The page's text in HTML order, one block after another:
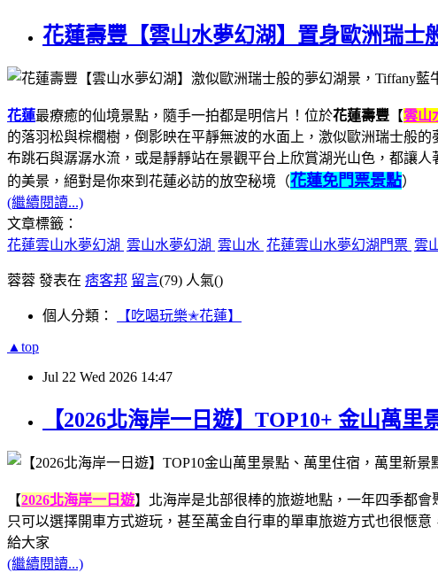
花蓮壽豐【雲山水夢幻湖】置身歐洲瑞士
花蓮最療癒的仙境景點，隨手一拍都是明信片！位於花蓮壽豐 【雲山
的落羽松與棕櫚樹，倒影映在平靜無波的水面上，激似歐洲瑞士般
布跳石與潺潺水流，或是靜靜站在景觀平台上欣賞湖光山色，都讓
的美景，絕對是你來到花蓮必訪的放空秘境（花蓮免門票景點）
(繼續閱讀...)
文章標籤：
花蓮雲山水夢幻湖 雲山水夢幻湖 雲山水 花蓮雲山水夢幻湖門票 雲
蓉蓉 發表在 痞客邦 留言(79) 人氣()
個人分類： 【吃喝玩樂✭花蓮】
▲top
Jul 22 Wed 2026 14:47
【2026北海岸一日遊】TOP10+ 金山萬
【2026北海岸一日遊】北海岸是北部很棒的旅遊地點，一年四季都
只可以選擇開車方式遊玩，甚至萬金自行車的單車旅遊方式也很愜意
給大家
(繼續閱讀...)